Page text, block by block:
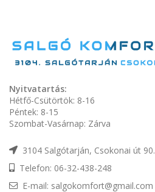
Nyitvatartás:
Hétfő-Csütörtök: 8-16
Péntek: 8-15
Szombat-Vasárnap: Zárva
3104 Salgótarján, Csokonai út 90.
Telefon: 06-32-438-248
E-mail: salgokomfort@gmail.com